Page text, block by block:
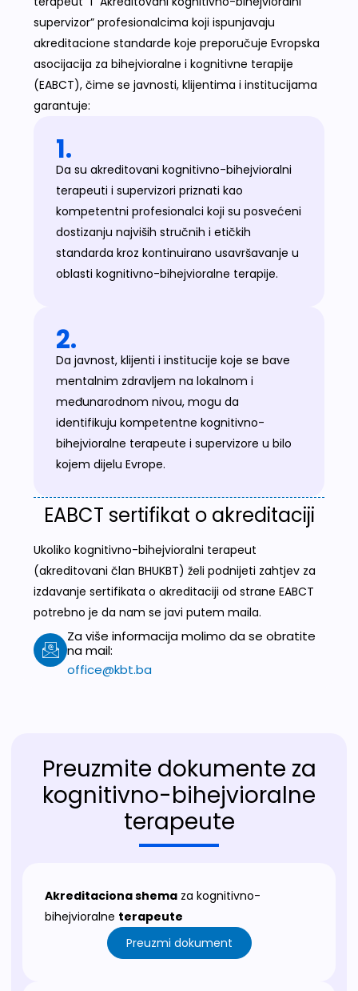
supervizor” profesionalcima koji ispunjavaju
akreditacione standarde koje preporučuje Evropska
asocijacija za bihejvioralne i kognitivne terapije
(EABCT), čime se javnosti, klijentima i institucijama
garantuje:
1.
Da su akreditovani kognitivno-bihejvioralni
terapeuti i supervizori priznati kao
kompetentni profesionalci koji su posvećeni
dostizanju najviših stručnih i etičkih
standarda kroz kontinuirano usavršavanje u
oblasti kognitivno-bihejvioralne terapije.
2.
Da javnost, klijenti i institucije koje se bave
mentalnim zdravljem na lokalnom i
međunarodnom nivou, mogu da
identifikuju kompetentne kognitivno-
bihejvioralne terapeute i supervizore u bilo
kojem dijelu Evrope.
EABCT sertifikat o akreditaciji
Ukoliko kognitivno-bihejvioralni terapeut
(akreditovani član BHUKBT) želi podnijeti zahtjev za
izdavanje sertifikata o akreditaciji od strane EABCT
potrebno je da nam se javi putem maila.
Za više informacija molimo da se obratite
na mail:
office@kbt.ba
Preuzmite dokumente za
kognitivno-bihejvioralne
terapeute
Akreditaciona shema za kognitivno-
bihejvioralne terapeute
Preuzmi dokument